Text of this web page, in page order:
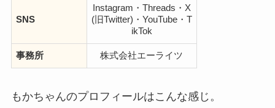
SNS
Instagram・Threads・X
(旧Twitter)・YouTube・T
ikTok
事務所 株式会社エーライツ
もかちゃんのプロフィールはこんな感じ。